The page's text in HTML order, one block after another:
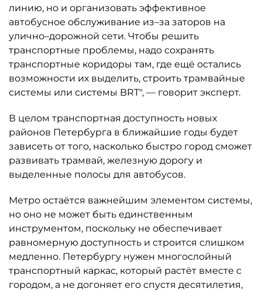
линию, но и организовать эффективное
автобусное обслуживание из–за заторов на
улично–дорожной сети. Чтобы решить
транспортные проблемы, надо сохранять
транспортные коридоры там, где ещё остались
возможности их выделить, строить трамвайные
системы или системы BRT", — говорит эксперт.
В целом транспортная доступность новых
районов Петербурга в ближайшие годы будет
зависеть от того, насколько быстро город сможет
развивать трамвай, железную дорогу и
выделенные полосы для автобусов.
Метро остаётся важнейшим элементом системы,
но оно не может быть единственным
инструментом, поскольку не обеспечивает
равномерную доступность и строится слишком
медленно. Петербургу нужен многослойный
транспортный каркас, который растёт вместе с
городом, а не догоняет его спустя десятилетия,